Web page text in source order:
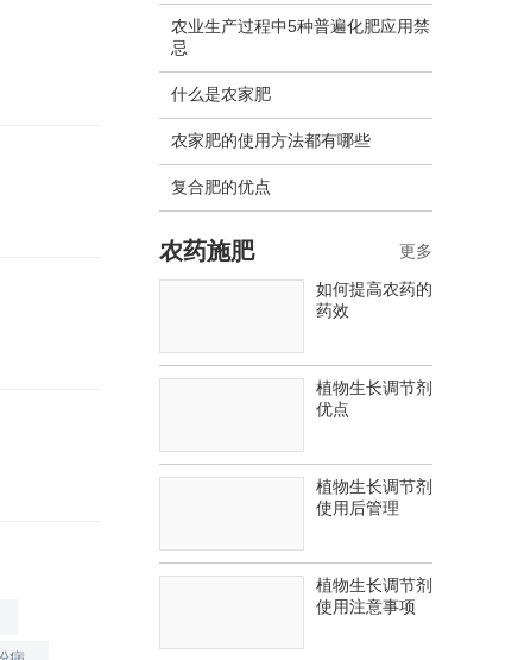
农业生产过程中5种普遍化肥应用禁
忌
什么是农家肥
农家肥的使用方法都有哪些
复合肥的优点
农药施肥
如何提高农药的
药效
植物生长调节剂
优点
植物生长调节剂
使用后管理
植物生长调节剂
使用注意事项
更多